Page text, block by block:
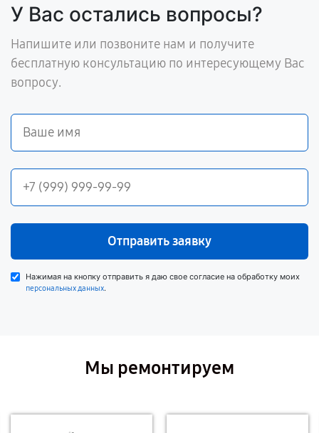
У Вас остались вопросы?
Напишите или позвоните нам и получите
бесплатную консультацию по интересующему Вас
вопросу.
Отправить заявку
Нажимая на кнопку отправить я даю свое согласие на обработку моих
персональных данных.
Мы ремонтируем